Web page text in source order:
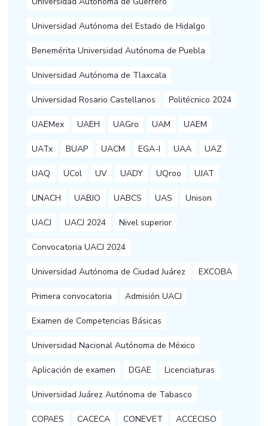
Universidad Autónoma del Estado de Hidalgo
Benemérita Universidad Autónoma de Puebla
Universidad Autónoma de Tlaxcala
Universidad Rosario Castellanos Politécnico 2024
UAEMex UAEH UAGro UAM UAEM
UATx BUAP UACM EGA-I UAA UAZ
UAQ UCol UV UADY UQroo UJAT
UNACH UABJO UABCS UAS Unison
UACJ UACJ 2024 Nivel superior
Convocatoria UACJ 2024
Universidad Autónoma de Ciudad Juárez EXCOBA
Primera convocatoria Admisión UACJ
Examen de Competencias Básicas
Universidad Nacional Autónoma de México
Aplicación de examen DGAE Licenciaturas
Universidad Juárez Autónoma de Tabasco
COPAES CACECA CONEVET ACCECISO